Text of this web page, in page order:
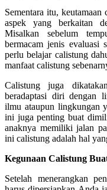
Sementara itu,
aspek yang berkaitan
Misalkan sebelum
bermacam jenis evaluasi
perlu belajar calistung
manfaat calistung
Calistung juga
beradaptasi diri dengan
ilmu ataupun lingkungan
ini juga penting buat
anaknya memiliki jalan
ini calistung adalah hal
Kegunaan Calistung
Setelah menerangkan